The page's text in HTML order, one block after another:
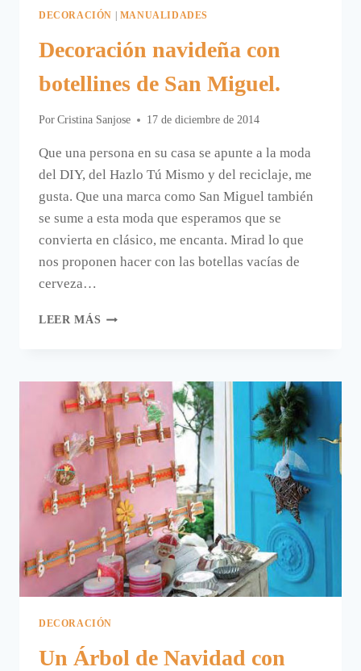
DECORACIÓN MANUALIDADES
Decoración navideña con
botellines de San Miguel.
Por Cristina Sanjose 17 de diciembre de 2014
Que una persona en su casa se apunte a la moda
del DIY, del Hazlo Tú Mismo y del reciclaje, me
gusta. Que una marca como San Miguel también
se sume a esta moda que esperamos que se
convierta en clásico, me encanta. Mirad lo que
nos proponen hacer con las botellas vacías de
cerveza…
LEER MÁS DECORACIÓN
DE
SAN
MIGUEL.
DECORACIÓN
Un Árbol de Navidad con